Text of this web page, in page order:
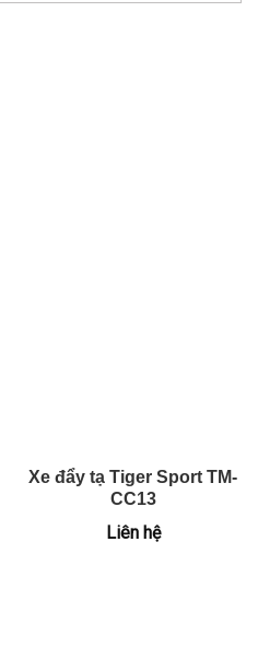
Xe đẩy tạ Tiger Sport TM-
CC13
Liên hệ